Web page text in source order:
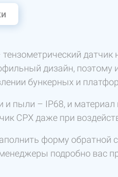
тензометрический
дизайн, поэтому
бункерных и
и пыли – IP68, и
CPX даже при
форму обратной
подробно вас